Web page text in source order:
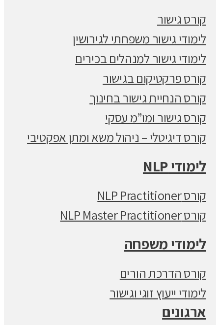
קורס גישור
לימודי גישור משפחתי לגירושין
לימודי גישור למנהלים בכירים
קורס פרקטיקום בגישור
קורס הנחיית גישור בחינוך
קורס גישור ומו”מ עסקי
קורס דיגיטלי – ניהול משא ומתן אפקטיבי
לימודי NLP
קורס NLP Practitioner
קורס NLP Master Practitioner
לימודי משפחה
קורס הדרכת הורים
לימודי ייעוץ זוגי וגישור
ארגונים